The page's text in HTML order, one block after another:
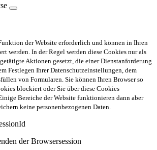
der Website erforderlich und können in Ihren
werden. In der Regel werden diese Cookies nur als
Aktionen gesetzt, die einer Dienstanforderung
Festlegen Ihrer Datenschutzeinstellungen, dem
von Formularen. Sie können Ihren Browser so
blockiert oder Sie über diese Cookies
Bereiche der Website funktionieren dann aber
keine personenbezogenen Daten.
der Browsersession